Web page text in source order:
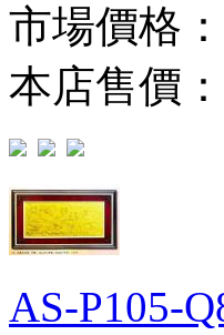
市場價格：
本店售價：
AS-P105-